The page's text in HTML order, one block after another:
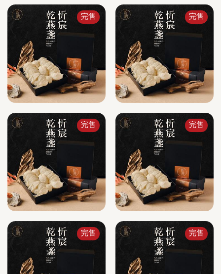
完售 完售
完售 完售
完售 完售